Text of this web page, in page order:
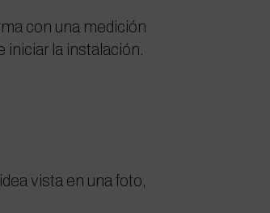
con una medición
iniciar la instalación.
vista en una foto,